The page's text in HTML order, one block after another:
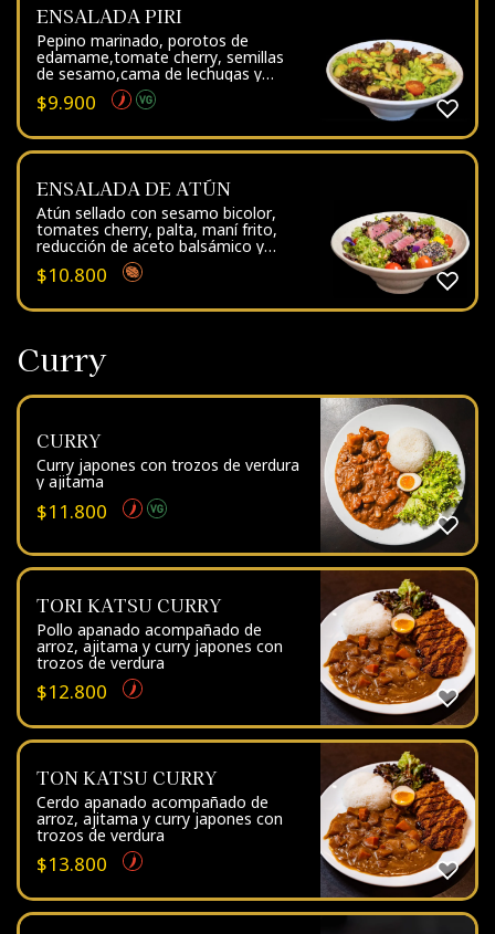
ENSALADA PIRI
Pepino marinado, porotos de
edamame,tomate cherry, semillas
de sesamo,cama de lechugas y
dressing de suave picor
$9.900
ENSALADA DE ATÚN
Atún sellado con sesamo bicolor,
tomates cherry, palta, maní frito,
reducción de aceto balsámico y
limoneta sobre cama de lechugas
terminada con sal de mar
$10.800
Curry
CURRY
Curry japones con trozos de verdura
y ajitama
$11.800
TORI KATSU CURRY
Pollo apanado acompañado de
arroz, ajitama y curry japones con
trozos de verdura
$12.800
TON KATSU CURRY
Cerdo apanado acompañado de
arroz, ajitama y curry japones con
trozos de verdura
$13.800